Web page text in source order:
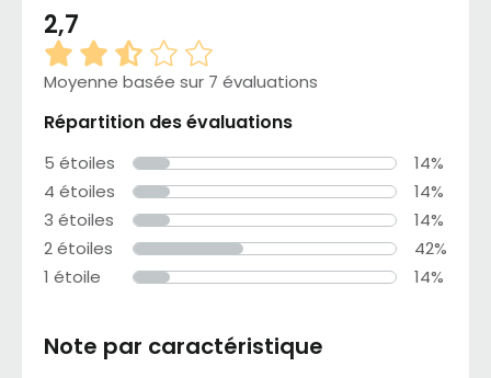
2,7
Moyenne basée sur 7 évaluations
Répartition des évaluations
5 étoiles
14%
4 étoiles
14%
3 étoiles
14%
2 étoiles
42%
1 étoile
14%
Note par caractéristique